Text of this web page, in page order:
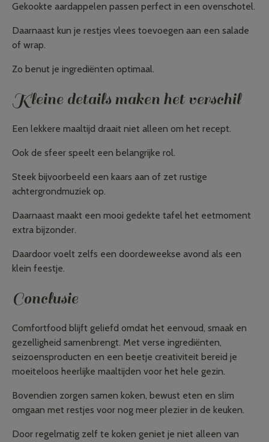
Gekookte aardappelen passen perfect in een ovenschotel.
Daarnaast kun je restjes vlees toevoegen aan een salade
of wrap.
Zo benut je ingrediënten optimaal.
Kleine details maken het verschil
Een lekkere maaltijd draait niet alleen om het recept.
Ook de sfeer speelt een belangrijke rol.
Steek bijvoorbeeld een kaars aan of zet rustige
achtergrondmuziek op.
Daarnaast maakt een mooi gedekte tafel het eetmoment
extra bijzonder.
Daardoor voelt zelfs een doordeweekse avond als een
klein feestje.
Conclusie
Comfortfood blijft geliefd omdat het eenvoud, smaak en
gezelligheid samenbrengt. Met verse ingrediënten,
seizoensproducten en een beetje creativiteit bereid je
moeiteloos heerlijke maaltijden voor het hele gezin.
Bovendien zorgen samen koken, bewust eten en slim
omgaan met restjes voor nog meer plezier in de keuken.
Door regelmatig zelf te koken geniet je niet alleen van